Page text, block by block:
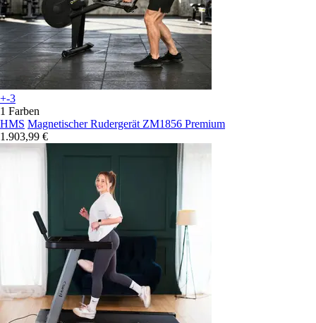
+-3
1 Farben
HMS Magnetischer Rudergerät ZM1856 Premium
1.903,99 €